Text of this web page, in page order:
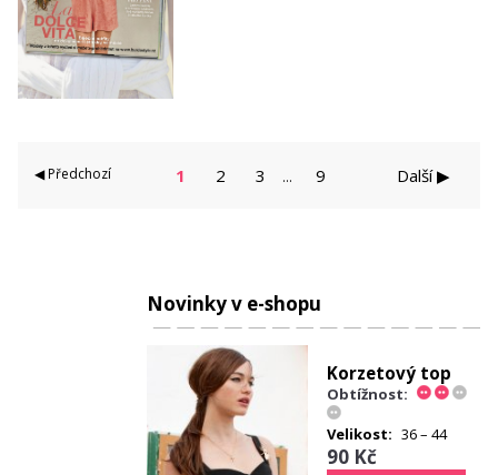
◀ Předchozí 1 2 3 ... 9 Další ▶
Novinky v e-shopu
Korzetový top
Obtížnost:
Velikost: 36 – 44
90 Kč